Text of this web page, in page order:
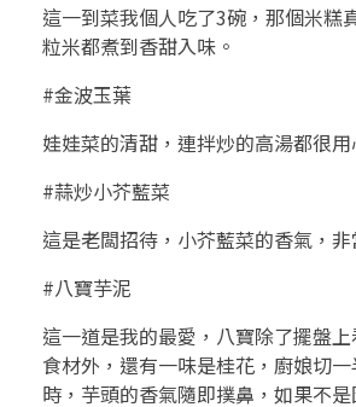
這一到菜我個人吃了3碗，那個米糕
粒米都煮到香甜入味。
#金波玉葉
娃娃菜的清甜，連拌炒的高湯都很
#蒜炒小芥藍菜
這是老闆招待，小芥藍菜的香氣，非
#八寶芋泥
這一道是我的最愛，八寶除了擺盤
食材外，還有一味是桂花，廚娘切
時，芋頭的香氣隨即撲鼻，如果不